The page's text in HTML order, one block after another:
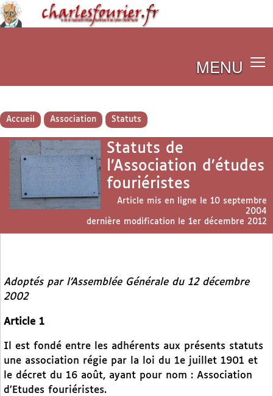
MENU
Accueil Association Statuts
Statuts de
l’Association d’études
fouriéristes
Article mis en ligne le 10 septembre
2004
dernière modification le 1er décembre 2012
Adoptés par l’Assemblée Générale du 12 décembre
2002
Article 1
Il est fondé entre les adhérents aux présents statuts
une association régie par la loi du 1e juillet 1901 et
le décret du 16 août, ayant pour nom : Association
d’Etudes fouriéristes.